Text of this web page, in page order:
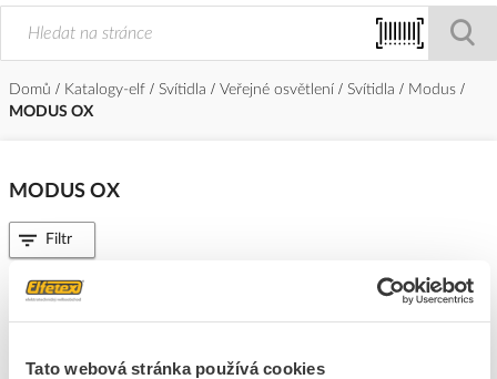
Tato webová stránka používá cookies
Domů Katalogy-elf Svítidla Veřejné osvětlení Svítidla
Modus
MODUS OX
MODUS OX
1 položka
Filtr